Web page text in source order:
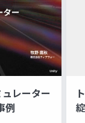
レーター
例